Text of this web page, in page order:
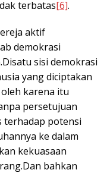
terbatas[6].
aktif
demokrasi
sisi demokrasi
yang diciptakan
karena itu
persetujuan
terhadap potensi
ke dalam
kekuasaan
bahkan